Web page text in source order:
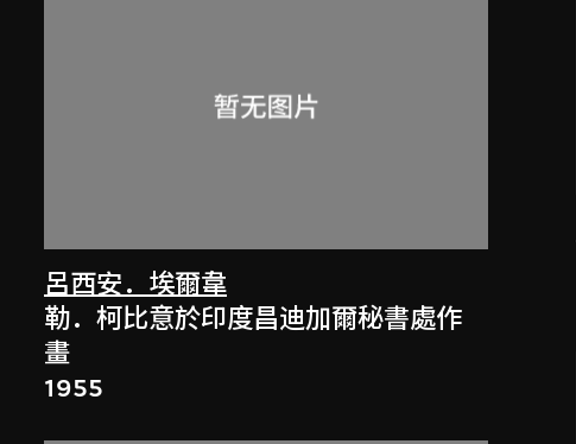
呂西安．埃爾韋
勒．柯比意於印度昌迪加爾秘書處作
畫
1955